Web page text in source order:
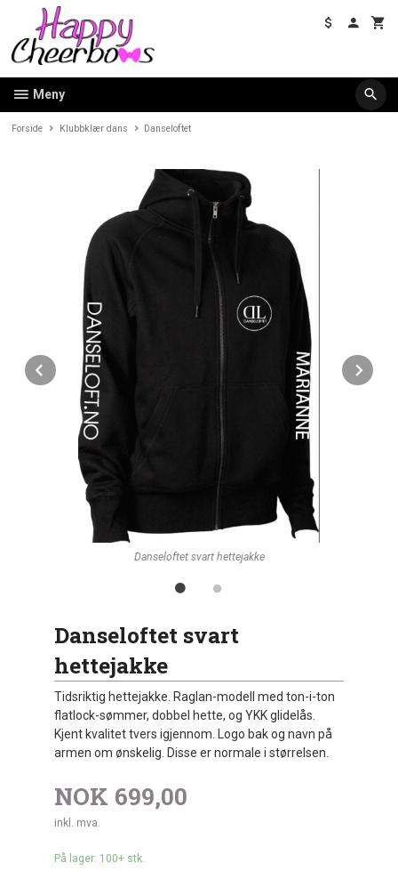
innholdet
Meny
Forside Klubbklær dans Danseloftet
Danseloftet svart hettejakke
Prev
Danseloftet svart
hettejakke
Tidsriktig hettejakke. Raglan-modell med ton-i-ton
flatlock-sømmer, dobbel hette, og YKK glidelås.
Kjent kvalitet tvers igjennom. Logo bak og navn på
armen om ønskelig. Disse er normale i størrelsen.
NOK 699,00
inkl. mva.
På lager: 100+ stk.